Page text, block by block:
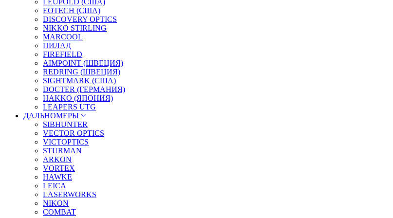
LEUPOLD (США)
EOTECH (США)
DISCOVERY OPTICS
NIKKO STIRLING
MARCOOL
ПИЛАД
FIREFIELD
AIMPOINT (ШВЕЦИЯ)
REDRING (ШВЕЦИЯ)
SIGHTMARK (США)
DOCTER (ГЕРМАНИЯ)
HAKKO (ЯПОНИЯ)
LEAPERS UTG
ДАЛЬНОМЕРЫ
SIBHUNTER
VECTOR OPTICS
VICTOPTICS
STURMAN
ARKON
VORTEX
HAWKE
LEICA
LASERWORKS
NIKON
COMBAT